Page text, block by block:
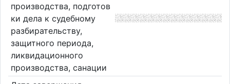
производства, подготов
ки дела к судебному
разбирательству,
защитного периода,
ликвидационного
производства, санации